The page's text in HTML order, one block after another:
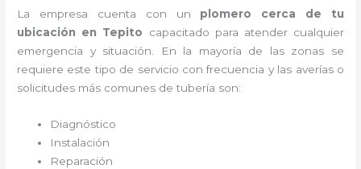
La empresa cuenta con un plomero cerca de tu
ubicación en Tepito capacitado para atender cualquier
emergencia y situación. En la mayoría de las zonas se
requiere este tipo de servicio con frecuencia y las averías o
solicitudes más comunes de tubería son:
Diagnóstico
Instalación
Reparación